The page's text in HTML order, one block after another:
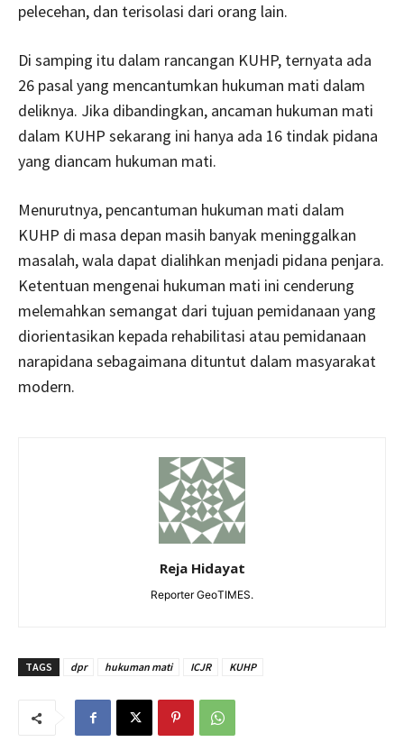
pelecehan, dan terisolasi dari orang lain.
Di samping itu dalam rancangan KUHP, ternyata ada
26 pasal yang mencantumkan hukuman mati dalam
deliknya. Jika dibandingkan, ancaman hukuman mati
dalam KUHP sekarang ini hanya ada 16 tindak pidana
yang diancam hukuman mati.
Menurutnya, pencantuman hukuman mati dalam
KUHP di masa depan masih banyak meninggalkan
masalah, wala dapat dialihkan menjadi pidana penjara.
Ketentuan mengenai hukuman mati ini cenderung
melemahkan semangat dari tujuan pemidanaan yang
diorientasikan kepada rehabilitasi atau pemidanaan
narapidana sebagaimana dituntut dalam masyarakat
modern.
Reja Hidayat
Reporter GeoTIMES.
TAGS dpr hukuman mati ICJR KUHP